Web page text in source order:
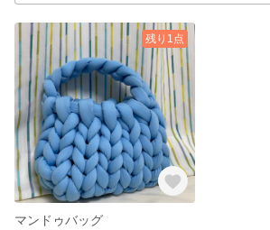
残り1点
マンドゥバッグ